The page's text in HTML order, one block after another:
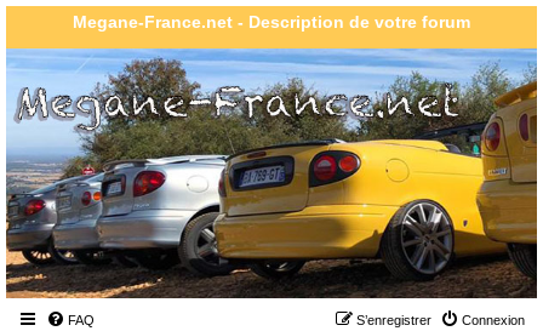
Megane-France.net - Description de votre forum
FAQ Connexion
S’enregistrer